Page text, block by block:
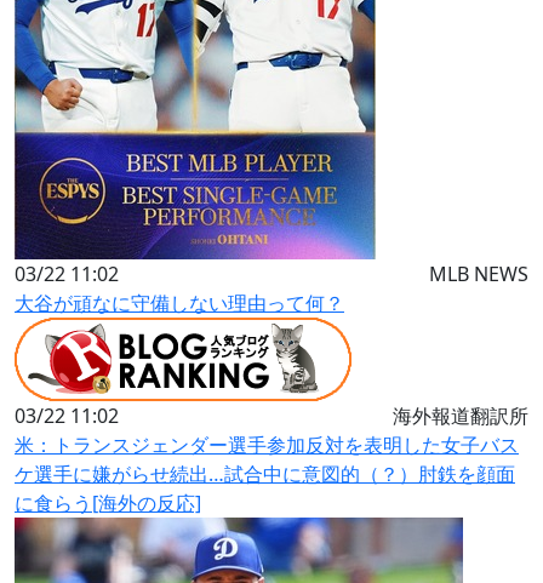
03/22 11:02
MLB NEWS
大谷が頑なに守備しない理由って何？
03/22 11:02
海外報道翻訳所
米：トランスジェンダー選手参加反対を表明した女子バス
ケ選手に嫌がらせ続出…試合中に意図的（？）肘鉄を顔面
に食らう[海外の反応]